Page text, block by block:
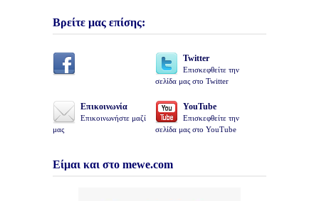
Βρείτε μας επίσης:
Twitter
Επισκεφθείτε την
σελίδα μας στο Twitter
Επικοινωνία
Επικοινωνήστε μαζί
μας
YouTube
Επισκεφθείτε την
σελίδα μας στο YouTube
Είμαι και στο mewe.com